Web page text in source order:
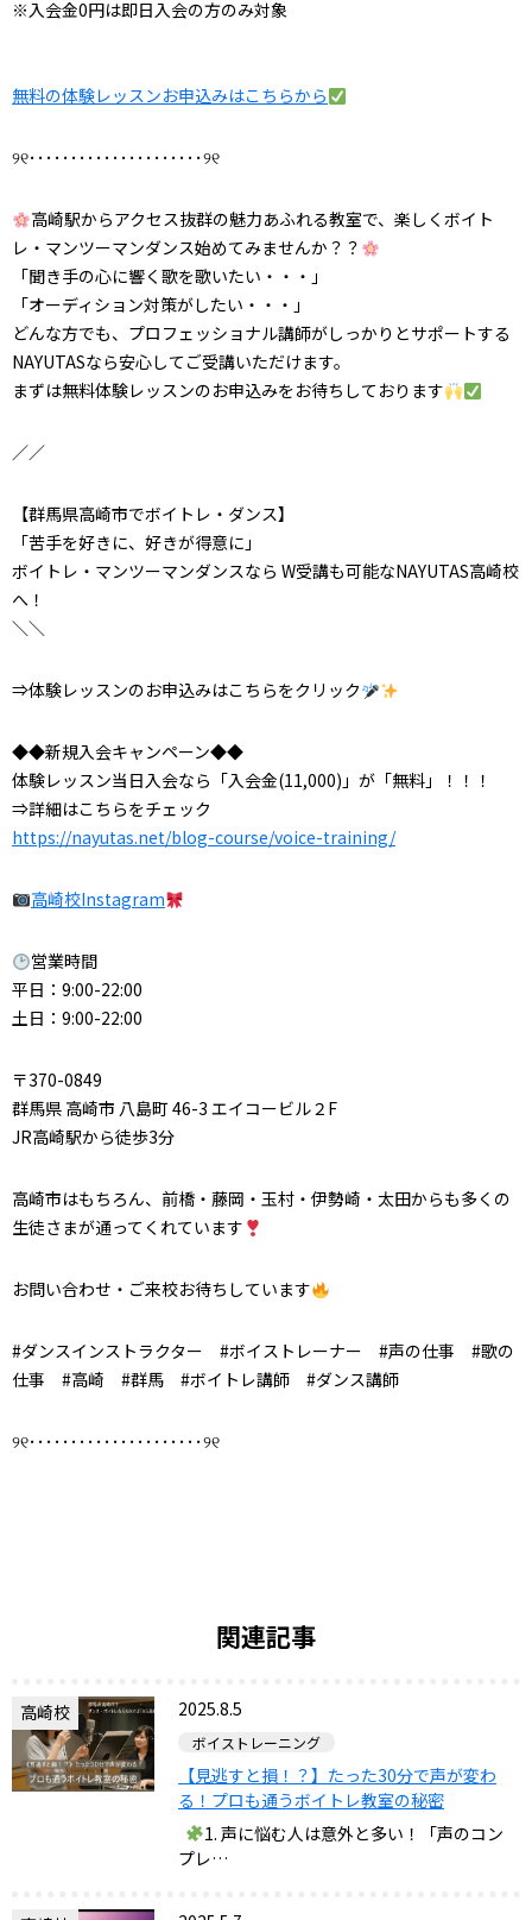
※入会金0円は即日入会の方のみ対象
無料の体験レッスンお申込みはこちらから
୨୧･････････････････････୨୧
高崎駅からアクセス抜群の魅力あふれる教室で、楽しくボイト
レ・マンツーマンダンス始めてみませんか？？
「聞き手の心に響く歌を歌いたい・・・」
「オーディション対策がしたい・・・」
どんな方でも、プロフェッショナル講師がしっかりとサポートする
NAYUTASなら安心してご受講いただけます。
まずは無料体験レッスンのお申込みをお待ちしております
／／
【群馬県高崎市でボイトレ・ダンス】
「苦手を好きに、好きが得意に」
ボイトレ・マンツーマンダンスなら W受講も可能なNAYUTAS高崎校
へ！
＼＼
⇒体験レッスンのお申込みはこちらをクリック
◆◆新規入会キャンペーン◆◆
体験レッスン当日入会なら「入会金(11,000)」が「無料」！！！
⇒詳細はこちらをチェック
https://nayutas.net/blog-course/voice-training/
高崎校Instagram
営業時間
平日：9:00-22:00
土日：9:00-22:00
〒370-0849
群馬県 高崎市 八島町 46-3 エイコービル２F
JR高崎駅から徒歩3分
高崎市はもちろん、前橋・藤岡・玉村・伊勢崎・太田からも多くの
生徒さまが通ってくれています
お問い合わせ・ご来校お待ちしています
#ダンスインストラクター #ボイストレーナー #声の仕事 #歌の
仕事 #高崎 #群馬 #ボイトレ講師 #ダンス講師
୨୧･････････････････････୨୧
関連記事
高崎校 2025.8.5
ボイストレーニング
【見逃すと損！？】たった30分で声が変わ
る！プロも通うボイトレ教室の秘密
1. 声に悩む人は意外と多い！「声のコン
プレ…